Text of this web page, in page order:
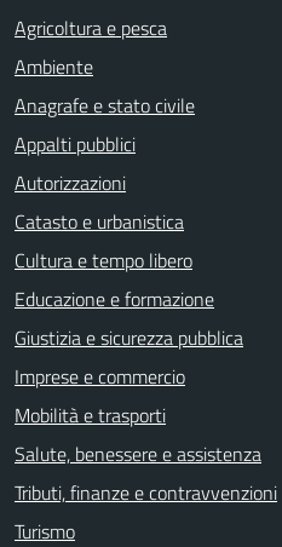
Agricoltura e pesca
Ambiente
Anagrafe e stato civile
Appalti pubblici
Autorizzazioni
Catasto e urbanistica
Cultura e tempo libero
Educazione e formazione
Giustizia e sicurezza pubblica
Imprese e commercio
Mobilità e trasporti
Salute, benessere e assistenza
Tributi, finanze e contravvenzioni
Turismo